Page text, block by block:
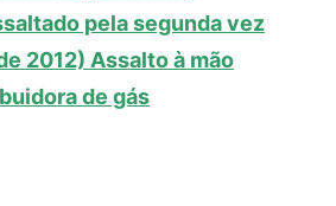
pela segunda vez
2012) Assalto à mão
de gás